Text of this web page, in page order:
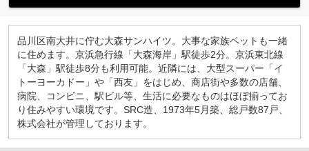
品川区南大井に佇む大森サンハイツ。大事な家族ペットも一緒
に住めます。京浜急行線「大森海岸」駅徒歩2分。京浜東北線
「大森」駅徒歩8分も利用可能。近隣には、大型スーパー「イ
トーヨーカドー」や「西友」をはじめ、商店街や多数の店舗、
病院、コンビニ、駅ビル等、生活に必要なものはほぼ揃ってお
り住みやすい環境です。SRC造、1973年5月築、総戸数87戸、
株式会社が管理しております。